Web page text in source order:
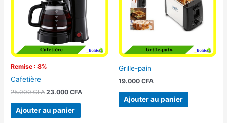
Remise : 8%
Cafetière
25.000CFA 23.000CFA
Ajouter au panier
Grille-pain
19.000 CFA
Ajouter au panier